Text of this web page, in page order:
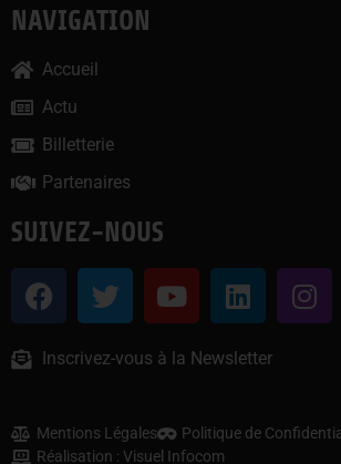
NAVIGATION
Accueil
Actu
Billetterie
Partenaires
SUIVEZ-NOUS
Inscrivez-vous à la Newsletter
Mentions Légales
Politique de
Réalisation : Visuel Infocom